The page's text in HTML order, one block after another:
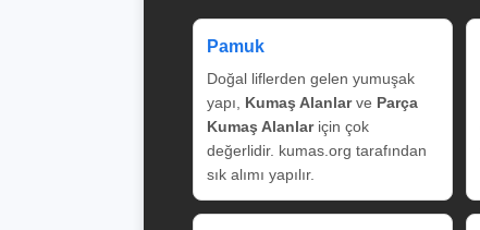
Pamuk
Doğal liflerden gelen yumuşak
yapı, Kumaş Alanlarve Parça
Kumaş Alanlariçin çok
değerlidir. kumas.org tarafından
sık alımı yapılır.